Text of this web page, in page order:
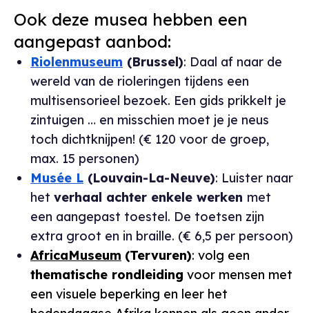
Ook deze musea hebben een
aangepast aanbod:
Riolenmuseum (Brussel): Daal af naar de
wereld van de rioleringen tijdens een
multisensorieel bezoek. Een gids prikkelt je
zintuigen … en misschien moet je je neus
toch dichtknijpen! (€ 120 voor de groep,
max. 15 personen)
Musée L (Louvain-La-Neuve): Luister naar
het verhaal achter enkele werken met
een aangepast toestel. De toetsen zijn
extra groot en in braille. (€ 6,5 per persoon)
AfricaMuseum (Tervuren): volg een
thematische rondleiding voor mensen met
een visuele beperking en leer het